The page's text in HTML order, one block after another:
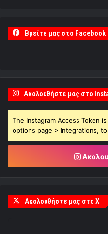
Βρείτε μας στο Facebook
Ακολουθήστε μας στο
The Instagram Access Token
options page > Integrations,
Ακολουθήστε μας στο X